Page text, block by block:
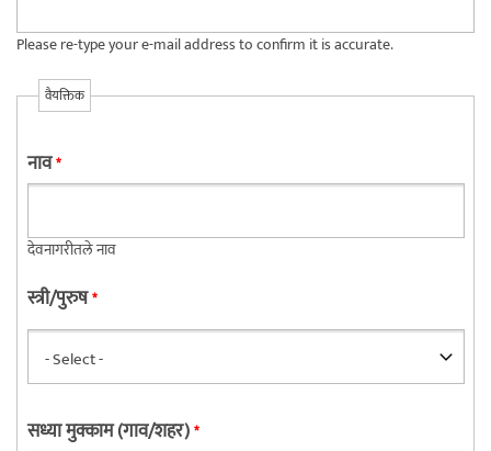
Please re-type your e-mail address to confirm it is accurate.
वैयक्तिक
नाव*
देवनागरीतले नाव
स्त्री/पुरुष*
सध्या मुक्काम (गाव/शहर)*